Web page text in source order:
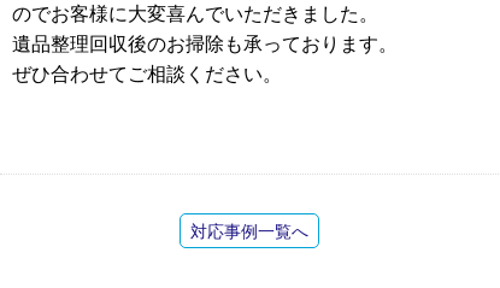
のでお客様に大変喜んでいただきました。
遺品整理回収後のお掃除も承っております。
ぜひ合わせてご相談ください。
対応事例一覧へ